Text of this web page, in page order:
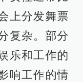
上分发舞票
复杂。部分
乐和工作的
响工作的情